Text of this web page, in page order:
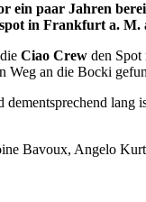
ein paar Jahren
in Frankfurt a. M.
Ciao Crew den Spot
Weg an die Bocki
lang
Bavoux, Angelo